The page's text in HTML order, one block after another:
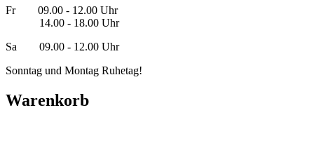
Fr 09.00 - 12.00 Uhr
14.00 - 18.00 Uhr
Sa 09.00 - 12.00 Uhr
Sonntag und Montag Ruhetag!
Warenkorb